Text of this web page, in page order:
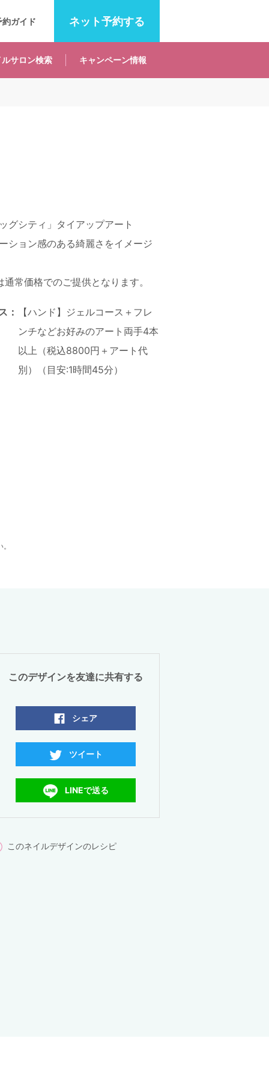
ネット予約する
サロン検索 キャンペーン情報
約ガイド
グシティ」タイアップアート
ション感のある綺麗さをイメージ
常価格でのご提供となります。
：
【ハンド】ジェルコース＋フレ
ンチなどお好みのアート両手4本
以上（税込8800円＋アート代
別）（目安:1時間45分）
このデザインを友達に共有する
シェア
ツイート
LINEで送る
このネイルデザインのレシピ